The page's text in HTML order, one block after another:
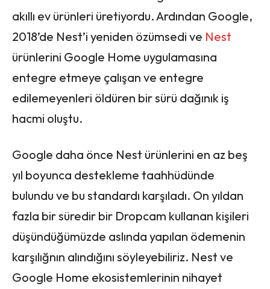
akıllı ev ürünleri üretiyordu. Ardından Google,
2018’de Nest’i yeniden özümsedi ve Nest
ürünlerini Google Home uygulamasına
entegre etmeye çalışan ve entegre
edilemeyenleri öldüren bir sürü dağınık iş
hacmi oluştu.
Google daha önce Nest ürünlerini en az beş
yıl boyunca destekleme taahhüdünde
bulundu ve bu standardı karşıladı. On yıldan
fazla bir süredir bir Dropcam kullanan kişileri
düşündüğümüzde aslında yapılan ödemenin
karşılığnın alındığını söyleyebiliriz. Nest ve
Google Home ekosistemlerinin nihayet